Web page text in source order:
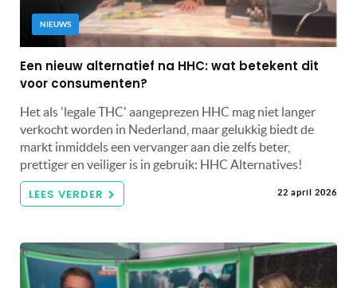
NIEUWS
Een nieuw alternatief na HHC: wat betekent dit
voor consumenten?
Het als 'legale THC' aangeprezen HHC mag niet langer
verkocht worden in Nederland, maar gelukkig biedt de
markt inmiddels een vervanger aan die zelfs beter,
prettiger en veiliger is in gebruik: HHC Alternatives!
LEES VERDER 22 april 2026